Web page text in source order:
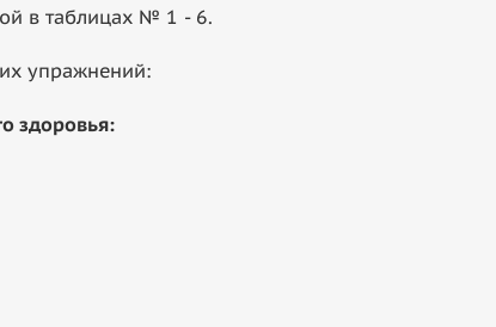
в таблицах № 1 - 6.
упражнений:
здоровья: